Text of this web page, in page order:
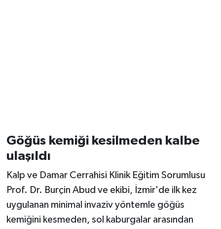
Göğüs kemiği kesilmeden kalbe
ulaşıldı
Kalp ve Damar Cerrahisi Klinik Eğitim Sorumlusu
Prof. Dr. Burçin Abud ve ekibi, İzmir'de ilk kez
uygulanan minimal invaziv yöntemle göğüs
kemiğini kesmeden, sol kaburgalar arasından